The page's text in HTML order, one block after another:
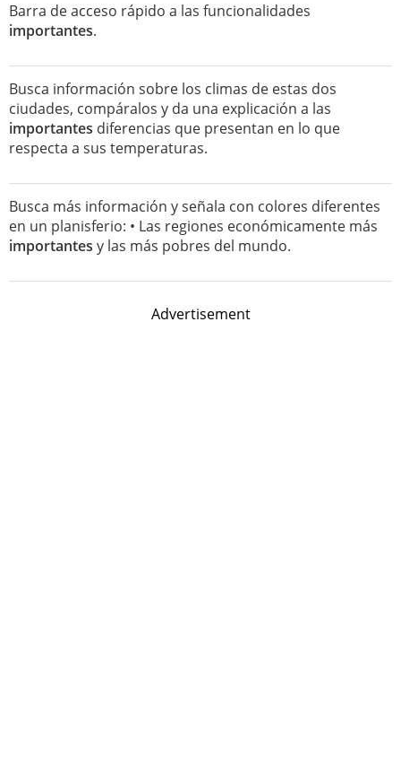
Barra de acceso rápido a las funcionalidades
importantes.
Busca información sobre los climas de estas dos
ciudades, compáralos y da una explicación a las
importantes diferencias que presentan en lo que
respecta a sus temperaturas.
Busca más información y señala con colores diferentes
en un planisferio: • Las regiones económicamente más
importantes y las más pobres del mundo.
Advertisement